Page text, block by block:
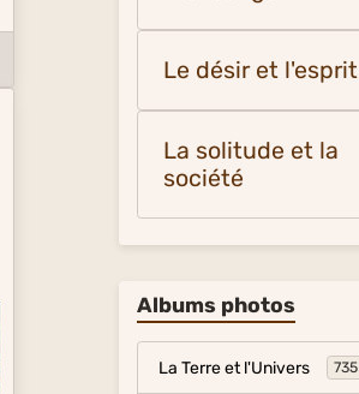
Le désir et l'esprit
La solitude et la
société
Albums photos
La Terre et l'Univers 735